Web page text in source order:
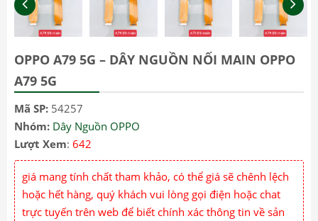
OPPO A79 5G – DÂY NGUỒN NỐI MAIN OPPO
A79 5G
Mã SP: 54257
Nhóm: Dây Nguồn OPPO
Lượt Xem: 642
giá mang tính chất tham khảo, có thể giá sẽ chênh lệch
hoặc hết hàng, quý khách vui lòng gọi điện hoặc chat
trực tuyến trên web để biết chính xác thông tin về sản